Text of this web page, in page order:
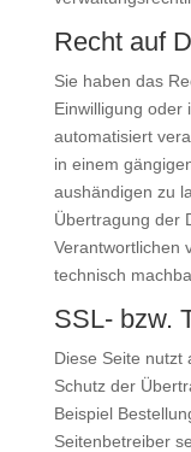
Recht auf
Sie haben das
Einwilligung oder
automatisiert
in einem
aushändigen zu
Übertragung der
Verantwortlichen
technisch
SSL- bzw.
Diese Seite nutzt
Schutz der
Beispiel
Seitenbetreiber